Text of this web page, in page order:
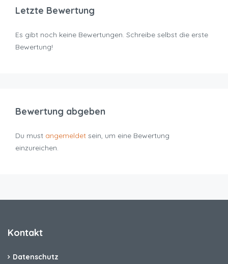
Letzte Bewertung
Es gibt noch keine Bewertungen. Schreibe selbst die erste
Bewertung!
Bewertung abgeben
Du must angemeldet sein, um eine Bewertung
einzureichen.
Kontakt
Datenschutz